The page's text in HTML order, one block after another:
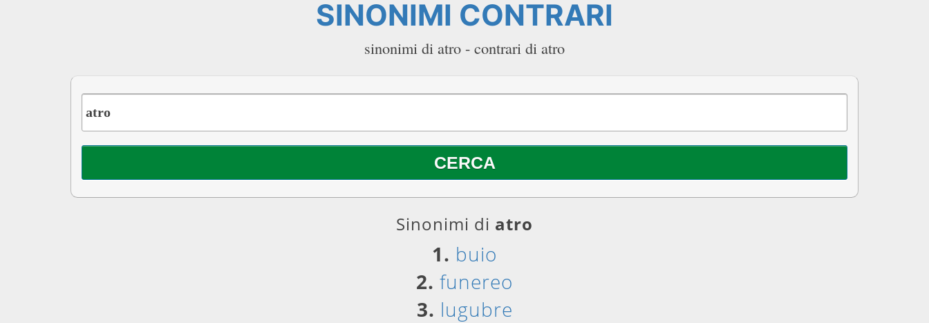
SINONIMI CONTRARI
sinonimi di atro - contrari di atro
Sinonimi di atro
1. buio
2. funereo
3. lugubre